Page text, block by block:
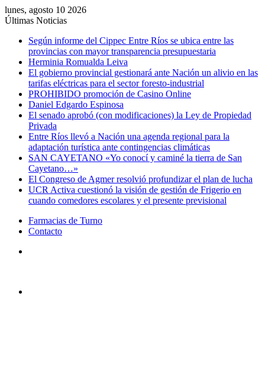
lunes, agosto 10 2026
Últimas Noticias
Según informe del Cippec Entre Ríos se ubica entre las
provincias con mayor transparencia presupuestaria
Herminia Romualda Leiva
El gobierno provincial gestionará ante Nación un alivio en las
tarifas eléctricas para el sector foresto-industrial
PROHIBIDO promoción de Casino Online
Daniel Edgardo Espinosa
El senado aprobó (con modificaciones) la Ley de Propiedad
Privada
Entre Ríos llevó a Nación una agenda regional para la
adaptación turística ante contingencias climáticas
SAN CAYETANO «Yo conocí y caminé la tierra de San
Cayetano…»
El Congreso de Agmer resolvió profundizar el plan de lucha
UCR Activa cuestionó la visión de gestión de Frigerio en
cuando comedores escolares y el presente previsional
Farmacias de Turno
Contacto